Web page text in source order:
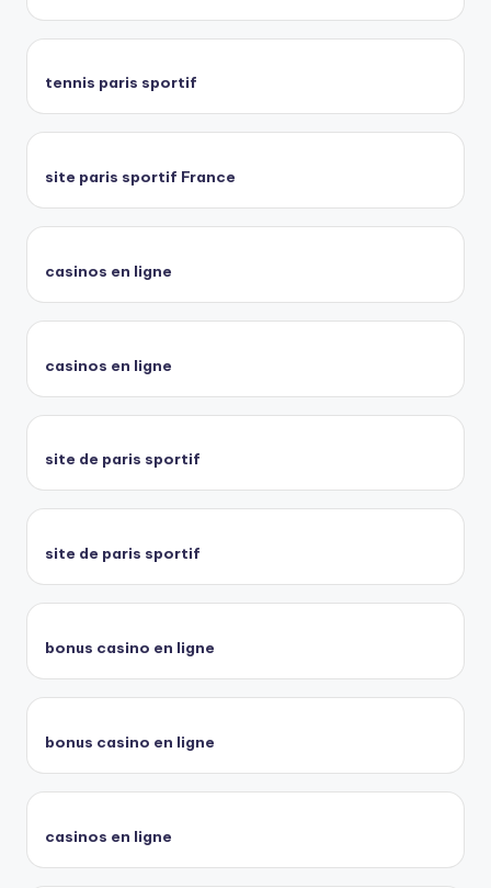
tennis paris sportif
site paris sportif France
casinos en ligne
casinos en ligne
site de paris sportif
site de paris sportif
bonus casino en ligne
bonus casino en ligne
casinos en ligne